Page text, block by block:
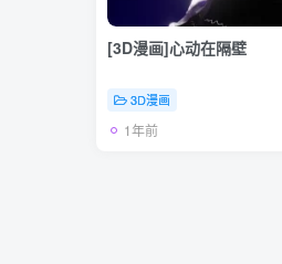
[3D漫画]心动在隔壁
3D漫画
1年前